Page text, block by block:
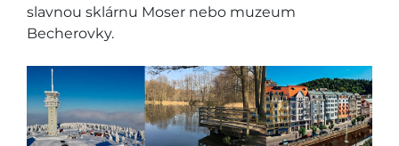
slavnou sklárnu Moser nebo muzeum
Becherovky.